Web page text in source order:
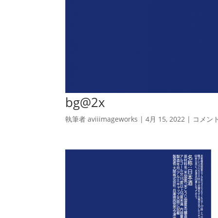
bg@2x
執筆者aviiimageworks |4月 15, 2022 | コメン